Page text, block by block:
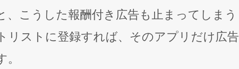
こうした報酬付き広告も止まってしまう
リストに登録すれば、そのアプリだけ広告